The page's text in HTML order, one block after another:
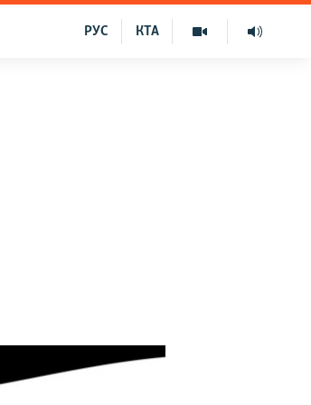
КТА
РУС